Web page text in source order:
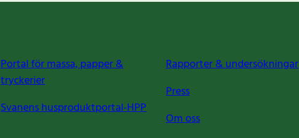
Portal för massa, papper &
tryckerier
Svanens husproduktportal-HPP
Rapporter & undersökningar
Press
Om oss